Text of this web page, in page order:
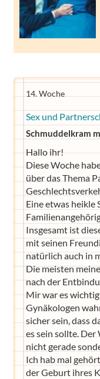
14. Woche
Sex und
Schmuddelkram
Hallo ihr!
Diese Woche
über das Thema
Eine etwas heikle
Insgesamt ist
mit seinen
natürlich auch in
Die meisten
nach der
Mir war es
Gynäkologen
sicher sein, dass
es sein sollte. Der
nicht gerade
Ich hab mal
der Geburt ihres